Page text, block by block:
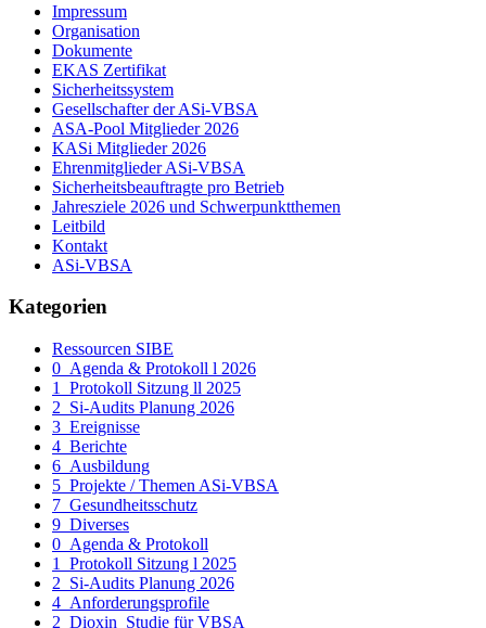
Impressum
Organisation
Dokumente
EKAS Zertifikat
Sicherheitssystem
Gesellschafter der ASi-VBSA
ASA-Pool Mitglieder 2026
KASi Mitglieder 2026
Ehrenmitglieder ASi-VBSA
Sicherheitsbeauftragte pro Betrieb
Jahresziele 2026 und Schwerpunktthemen
Leitbild
Kontakt
ASi-VBSA
Kategorien
Ressourcen SIBE
0_Agenda & Protokoll l 2026
1_Protokoll Sitzung ll 2025
2_Si-Audits Planung 2026
3_Ereignisse
4_Berichte
6_Ausbildung
5_Projekte / Themen ASi-VBSA
7_Gesundheitsschutz
9_Diverses
0_Agenda & Protokoll
1_Protokoll Sitzung l 2025
2_Si-Audits Planung 2026
4_Anforderungsprofile
2_Dioxin_Studie für VBSA